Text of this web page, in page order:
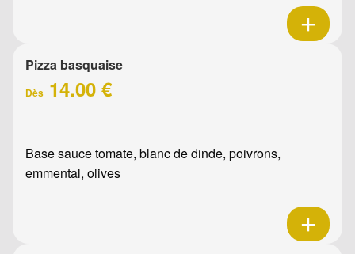
Pizza basquaise
Dès 14.00 €
Base sauce tomate, blanc de dinde, poivrons,
emmental, olives